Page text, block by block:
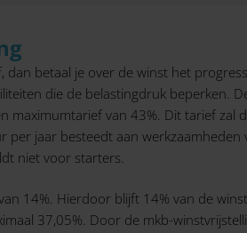
dan betaal je over de winst het
die de belastingdruk beperken.
van 43%. Dit tarief
jaar besteedt aan
niet voor starters.
14%. Hierdoor blijft 14% van de
37,05%. Door de mkb-